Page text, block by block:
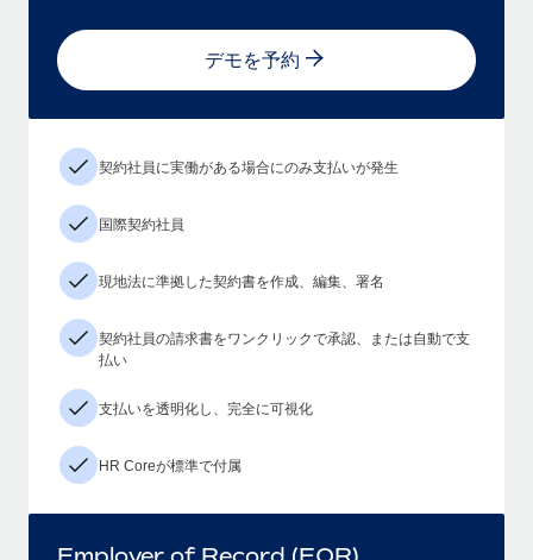
デモを予約
契約社員に実働がある場合にのみ支払いが発生
国際契約社員
現地法に準拠した契約書を作成、編集、署名
契約社員の請求書をワンクリックで承認、または自動で支
払い
支払いを透明化し、完全に可視化
HR Coreが標準で付属